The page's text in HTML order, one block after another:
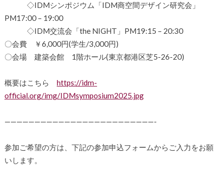
◇IDMシンポジウム「IDM商空間デザイン研究会」
PM17:00 – 19:00
◇IDM交流会「the NIGHT」PM19:15 – 20:30
〇会費 ￥6,000円(学生/3,000円)
〇会場 建築会館 1階ホール(東京都港区芝5-26-20)
概要はこちら https://idm-
official.org/img/IDMsymposium2025.jpg
—————————————————————————-
参加ご希望の方は、下記の参加申込フォームからご入力をお願
いします。